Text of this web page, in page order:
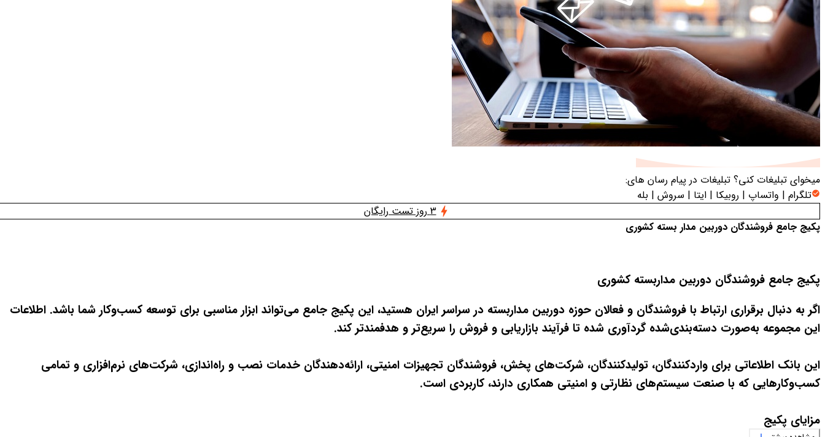
میخوای تبلیغات کنی؟ تبلیغات در پیام رسان های:
تلگرام | واتساپ | روبیکا | ایتا | سروش | بله
3 روز تست رایگان
پکیج جامع فروشندگان دوربین مدار بسته کشوری
پکیج جامع فروشندگان دوربین مداربسته کشوری
اگر به دنبال برقراری ارتباط با فروشندگان و فعالان حوزه دوربین مداربسته در سراسر ایران هستید، این پکیج جامع می‌تواند ابزار مناسبی برای توسعه کسب‌وکار شما باشد. اطلاعات
این مجموعه به‌صورت دسته‌بندی‌شده گردآوری شده تا فرآیند بازاریابی و فروش را سریع‌تر و هدفمندتر کند.
این بانک اطلاعاتی برای واردکنندگان، تولیدکنندگان، شرکت‌های پخش، فروشندگان تجهیزات امنیتی، ارائه‌دهندگان خدمات نصب و راه‌اندازی، شرکت‌های نرم‌افزاری و تمامی
کسب‌وکارهایی که با صنعت سیستم‌های نظارتی و امنیتی همکاری دارند، کاربردی است.
مزایای پکیج